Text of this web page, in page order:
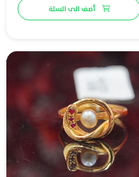
أضف الى السلة